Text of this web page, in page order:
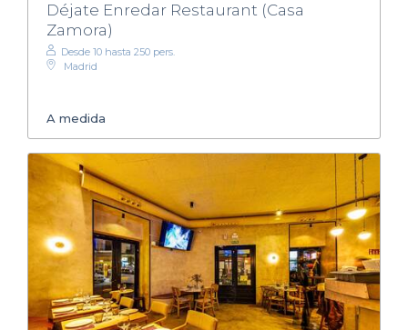
Déjate Enredar Restaurant (Casa
Zamora)
Desde 10 hasta 250 pers.
Madrid
A medida